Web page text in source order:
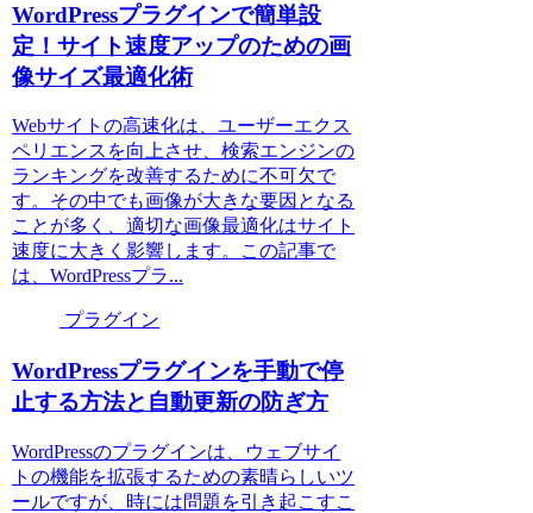
WordPressプラグインで簡単設
定！サイト速度アップのための画
像サイズ最適化術
Webサイトの高速化は、ユーザーエクス
ペリエンスを向上させ、検索エンジンの
ランキングを改善するために不可欠で
す。その中でも画像が大きな要因となる
ことが多く、適切な画像最適化はサイト
速度に大きく影響します。この記事で
は、WordPressプラ...
プラグイン
WordPressプラグインを手動で停
止する方法と自動更新の防ぎ方
WordPressのプラグインは、ウェブサイ
トの機能を拡張するための素晴らしいツ
ールですが、時には問題を引き起こすこ